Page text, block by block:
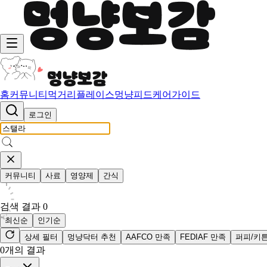
홈커뮤니티 먹거리 플레이스멍냥피드케어가이드
로그인
커뮤니티 사료 영양제 간식
검색 결과 0
최신순
인기순
상세 필터
멍냥닥터 추천 AAFCO 만족 FEDIAF 만족 퍼피/키
0개의 결과